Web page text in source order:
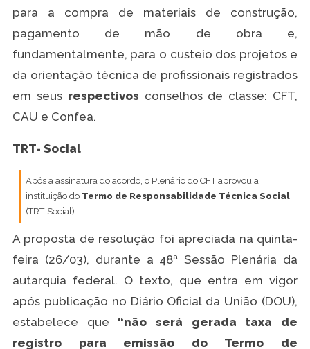
para a compra de materiais de construção,
pagamento de mão de obra e,
fundamentalmente, para o custeio dos projetos e
da orientação técnica de profissionais registrados
em seus respectivos conselhos de classe: CFT,
CAU e Confea.
TRT- Social
Após a assinatura do acordo, o Plenário do CFT aprovou a
instituição do Termo de Responsabilidade Técnica Social
(TRT-Social).
A proposta de resolução foi apreciada na quinta-
feira (26/03), durante a 48ª Sessão Plenária da
autarquia federal. O texto, que entra em vigor
após publicação no Diário Oficial da União (DOU),
estabelece que “não será gerada taxa de
registro para emissão do Termo de